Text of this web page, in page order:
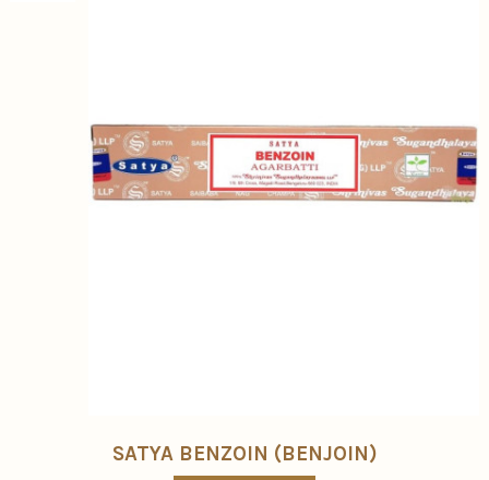
SATYA BENZOIN (BENJOIN)